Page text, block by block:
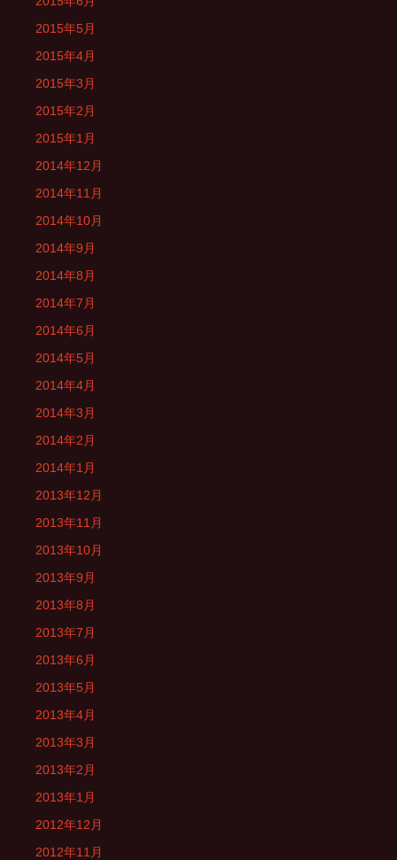
2015年5月
2015年4月
2015年3月
2015年2月
2015年1月
2014年12月
2014年11月
2014年10月
2014年9月
2014年8月
2014年7月
2014年6月
2014年5月
2014年4月
2014年3月
2014年2月
2014年1月
2013年12月
2013年11月
2013年10月
2013年9月
2013年8月
2013年7月
2013年6月
2013年5月
2013年4月
2013年3月
2013年2月
2013年1月
2012年12月
2012年11月